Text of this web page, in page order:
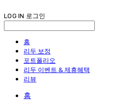
LOG IN 로그인
홈
리두 보정
포트폴리오
리두 이벤트 & 제휴혜택
리뷰
홈